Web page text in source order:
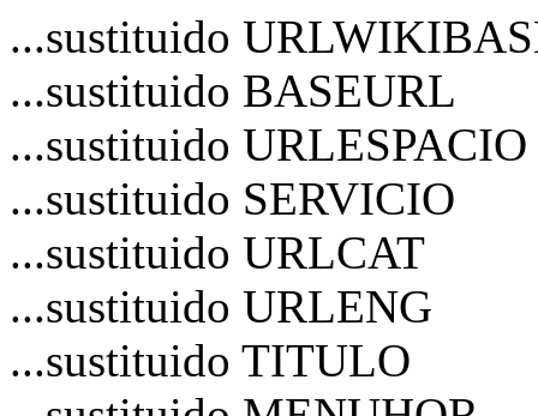
...sustituido
...sustituido BASEURL
...sustituido URLESPACIO
...sustituido SERVICIO
...sustituido URLCAT
...sustituido URLENG
...sustituido TITULO